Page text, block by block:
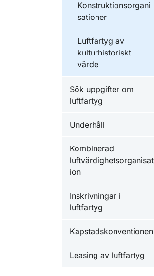
Konstruktionsorgani
sationer
Luftfartyg av
kulturhistoriskt
värde
Sök uppgifter om
luftfartyg
Underhåll
Kombinerad
luftvärdighetsorganisat
ion
Inskrivningar i
luftfartyg
Kapstadskonventionen
Leasing av luftfartyg